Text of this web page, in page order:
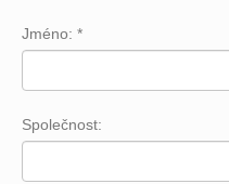
Jméno: *
Společnost: